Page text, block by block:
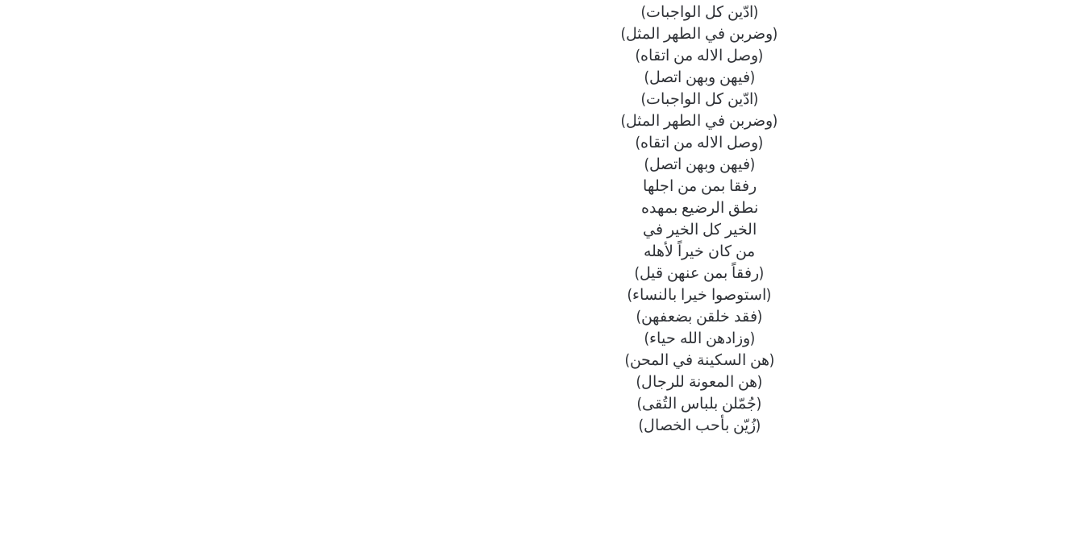
(ادّين كل الواجبات)
(وضربن في الطهر المثل)
(وصل الاله من اتقاه)
(فيهن وبهن اتصل)
(ادّين كل الواجبات)
(وضربن في الطهر المثل)
(وصل الاله من اتقاه)
(فيهن وبهن اتصل)
رفقا بمن من اجلها
نطق الرضيع بمهده
الخير كل الخير في
من كان خيراً لأهله
(رفقاً بمن عنهن قيل)
(استوصوا خيرا بالنساء)
(فقد خلقن بضعفهن)
(وزادهن الله حياء)
(هن السكينة في المحن)
(هن المعونة للرجال)
(جُمّلن بلباس التُقى)
(زُيّن بأحب الخصال)